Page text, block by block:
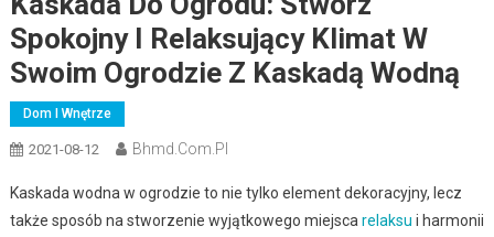
Spokojny I Relaksujący Klimat W
Swoim Ogrodzie Z Kaskadą Wodną
Dom I Wnętrze
2021-08-12 Bhmd.com.pl
Kaskada wodna w ogrodzie to nie tylko element dekoracyjny, lecz
także sposób na stworzenie wyjątkowego miejsca relaksu i harmonii